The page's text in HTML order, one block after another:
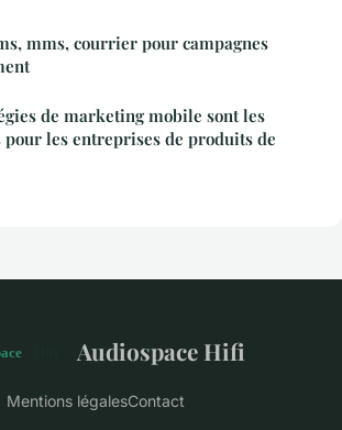
mms, courrier pour campagnes
de marketing mobile sont les
pour les entreprises de produits de
Audiospace Hifi
Mentions légalesContact